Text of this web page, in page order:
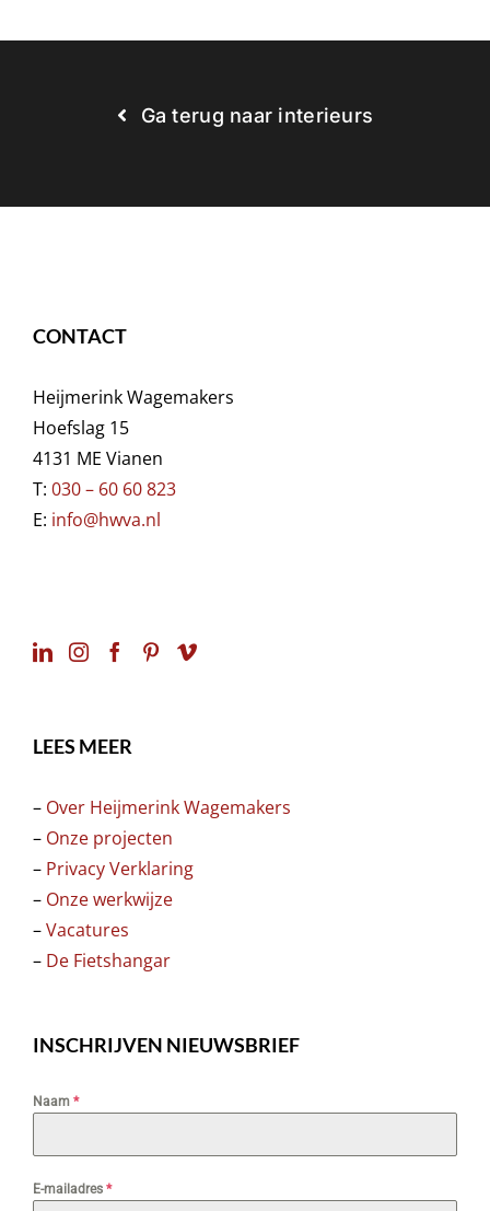
Ga terug naar interieurs
CONTACT
Heijmerink Wagemakers
Hoefslag 15
4131 ME Vianen
T: 030 – 60 60 823
E: info@hwva.nl
LEES MEER
– Over Heijmerink Wagemakers
– Onze projecten
– Privacy Verklaring
– Onze werkwijze
–Vacatures
– De Fietshangar
INSCHRIJVEN NIEUWSBRIEF
Naam *
E-mailadres *